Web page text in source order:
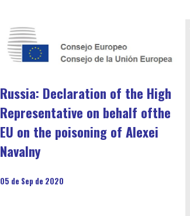
Russia: Declaration of the High
Representative on behalf ofthe
EU on the poisoning of Alexei
Navalny
05 de Sep de 2020